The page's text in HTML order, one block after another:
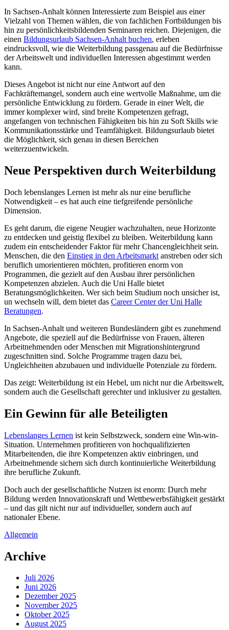
In Sachsen-Anhalt können Interessierte zum Beispiel aus einer
Vielzahl von Themen wählen, die von fachlichen Fortbildungen bis
hin zu persönlichkeitsbildenden Seminaren reichen. Diejenigen, die
einen Bildungsurlaub Sachsen-Anhalt buchen, erleben
eindrucksvoll, wie die Weiterbildung passgenau auf die Bedürfnisse
der Arbeitswelt und individuellen Interessen abgestimmt werden
kann.
Dieses Angebot ist nicht nur eine Antwort auf den
Fachkräftemangel, sondern auch eine wertvolle Maßnahme, um die
persönliche Entwicklung zu fördern. Gerade in einer Welt, die
immer komplexer wird, sind breite Kompetenzen gefragt,
angefangen von technischen Fähigkeiten bis hin zu Soft Skills wie
Kommunikationsstärke und Teamfähigkeit. Bildungsurlaub bietet
die Möglichkeit, sich genau in diesen Bereichen
weiterzuentwickeln.
Neue Perspektiven durch Weiterbildung
Doch lebenslanges Lernen ist mehr als nur eine berufliche
Notwendigkeit – es hat auch eine tiefgreifende persönliche
Dimension.
Es geht darum, die eigene Neugier wachzuhalten, neue Horizonte
zu entdecken und geistig flexibel zu bleiben. Weiterbildung kann
zudem ein entscheidender Faktor für mehr Chancengleichheit sein.
Menschen, die den Einstieg in den Arbeitsmarkt anstreben oder sich
beruflich umorientieren möchten, profitieren enorm von
Programmen, die gezielt auf den Ausbau ihrer persönlichen
Kompetenzen abzielen. Auch die Uni Halle bietet
Beratungsmöglichkeiten. Wer sich beim Studium noch unsicher ist,
un wechseln will, dem bietet das Career Center der Uni Halle
Beratungen.
In Sachsen-Anhalt und weiteren Bundesländern gibt es zunehmend
Angebote, die speziell auf die Bedürfnisse von Frauen, älteren
Arbeitnehmenden oder Menschen mit Migrationshintergrund
zugeschnitten sind. Solche Programme tragen dazu bei,
Ungleichheiten abzubauen und individuelle Potenziale zu fördern.
Das zeigt: Weiterbildung ist ein Hebel, um nicht nur die Arbeitswelt,
sondern auch die Gesellschaft gerechter und inklusiver zu gestalten.
Ein Gewinn für alle Beteiligten
Lebenslanges Lernen ist kein Selbstzweck, sondern eine Win-win-
Situation. Unternehmen profitieren von hochqualifizierten
Mitarbeitenden, die ihre Kompetenzen aktiv einbringen, und
Arbeitnehmende sichern sich durch kontinuierliche Weiterbildung
ihre berufliche Zukunft.
Doch auch der gesellschaftliche Nutzen ist enorm: Durch mehr
Bildung werden Innovationskraft und Wettbewerbsfähigkeit gestärkt
– und das gilt nicht nur auf individueller, sondern auch auf
nationaler Ebene.
Allgemein
Archive
Juli 2026
Juni 2026
Dezember 2025
November 2025
Oktober 2025
August 2025